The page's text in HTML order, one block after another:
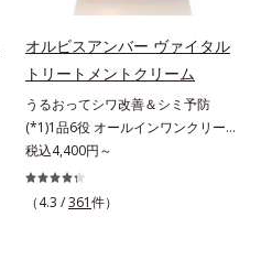
そこでオルビスユー ドットシリー
ズは美容成分(*8)として「G.D.F.ア
クティベーター(*9)」を配合。そし
て、従来から配合している美白(*1)
有効成分「トラネキサム酸」を配合
しました。さらに、シリーズ共通の
美容成分「GLルートブースター
(*10)」を配合することで、肌のふ
っくら感や透明感を叶えます。美白
オルビスアンバー ヴァイタル
トリートメントクリーム
うるおってシワ改善＆シミ予防
(*1)1品6役 オールインワンクリー
ム。オルビスアンバーは、いつも⾃
然体で美しくありたいと願う⼤⼈世
代に寄り添うブランドです。年齢印
税込4,400円～
（4.3 /361件）